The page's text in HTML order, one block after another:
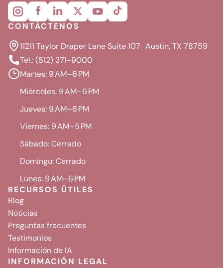
CONTÁCTENOS
11211 Taylor Draper Lane Suite 107 Austin, TX 78759
Tel.: (512) 371-9000
Martes: 9 AM–6 PM
Miércoles: 9 AM–6 PM
Jueves: 9 AM–6 PM
Viernes: 9 AM–5 PM
Sábado: Cerrado
Domingo: Cerrado
Lunes: 9 AM–6 PM
RECURSOS ÚTILES
Blog
Noticias
Preguntas frecuentes
Testimonios
Información de IA
INFORMACIÓN LEGAL